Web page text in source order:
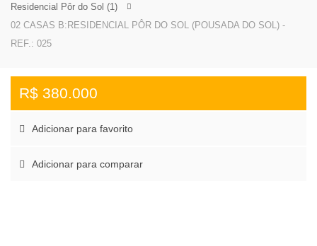
Residencial Pôr do Sol (1)
02 CASAS B:RESIDENCIAL PÔR DO SOL (POUSADA DO SOL) -
REF.: 025
R$ 380.000
Adicionar para favorito
Adicionar para comparar